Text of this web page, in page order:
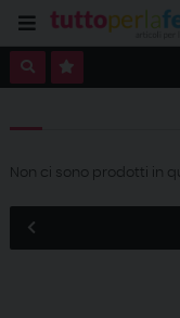
Non ci sono prodotti in